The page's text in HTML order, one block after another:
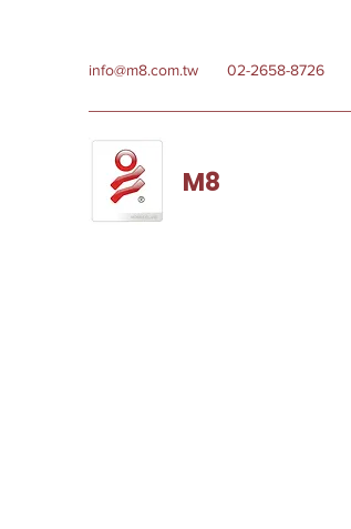
info@m8.com.tw 02-2658-8726
M8